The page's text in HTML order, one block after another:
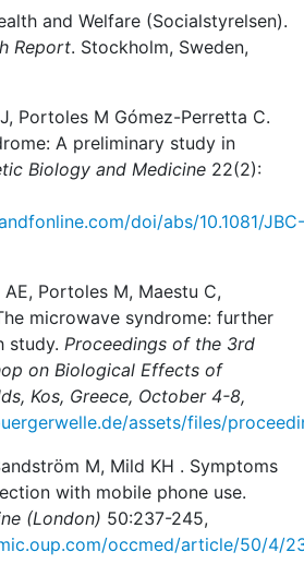
and Welfare (Socialstyrelsen).
Report. Stockholm, Sweden,
Portoles M Gómez-Perretta C.
A preliminary study in
Biology and Medicine 22(2):
doi/abs/10.1081/JBC-
Portoles M, Maestu C,
microwave syndrome: further
study. Proceedings of the 3rd
on Biological Effects of
Kos, Greece, October 4-8,
assets/files/
M, Mild KH . Symptoms
with mobile phone use.
(London) 50:237-245,
occmed/article/50/4/